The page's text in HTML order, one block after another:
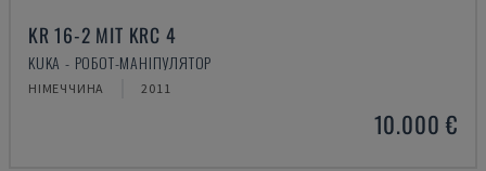
KR 16-2 MIT KRC 4
KUKA - РОБОТ-МАНІПУЛЯТОР
НІМЕЧЧИНА 2011
10.000 €